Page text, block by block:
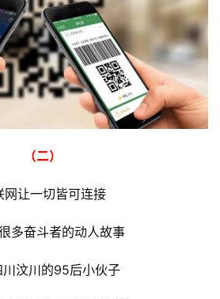
（二）
网让一切皆可连接
多奋斗者的动人故事
川汶川的95后小伙子